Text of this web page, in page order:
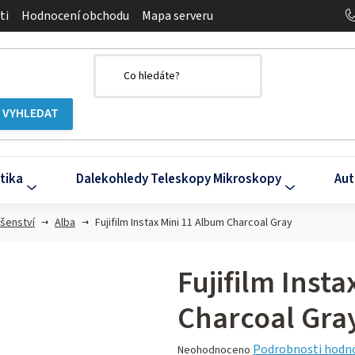
Hodnocení obchodu Mapa serveru
Dalekohledy Teleskopy Mikroskopy
Alba Fujifilm Instax Mini 11 Album Charcoal Gray
Fujifilm
Charcoal
Průměrné
Neohodnoceno Podrobnosti